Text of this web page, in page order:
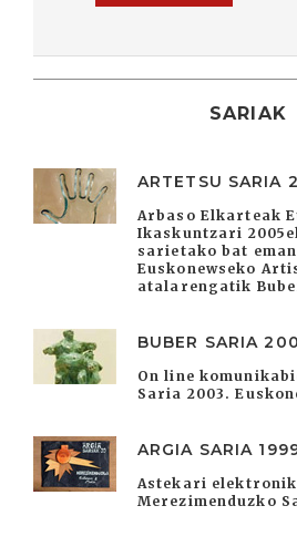
SARIAK
ARTETSU SARIA
Arbaso Elkarteak
Ikaskuntzari
sarietako bat
Euskonewseko
atalarengatik
BUBER SARIA
On line
Saria 2003.
ARGIA SARIA
Astekari
Merezimenduzko